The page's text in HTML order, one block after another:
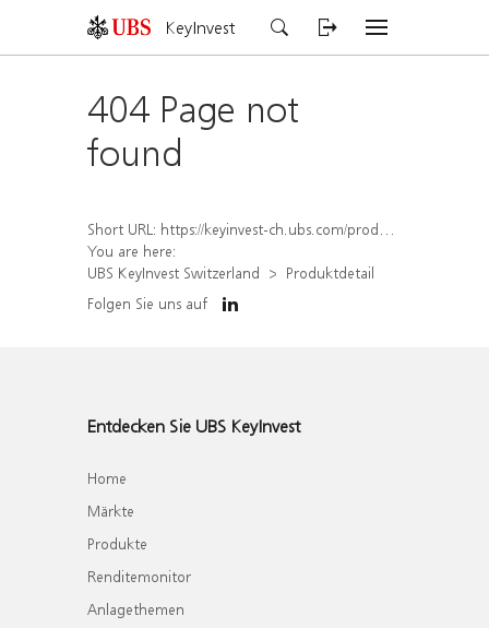
KeyInvest
404 Page not
found
Short URL: https://keyinvest-ch.ubs.com/produkt/detail/index/isin/CH1578789906
You are here:
UBS KeyInvest Switzerland
Produktdetail
Folgen Sie uns auf
Entdecken Sie UBS KeyInvest
Home
Märkte
Produkte
Renditemonitor
Anlagethemen